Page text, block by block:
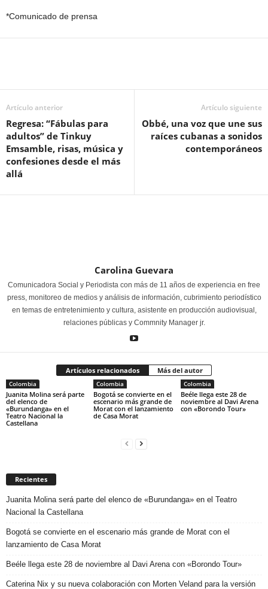
*Comunicado de prensa
Artículo anterior
Regresa: “Fábulas para
adultos” de Tinkuy
Emsamble, risas, música y
confesiones desde el más
allá
Artículo siguiente
Obbé, una voz que une sus
raíces cubanas a sonidos
contemporáneos
Carolina Guevara
Comunicadora Social y Periodista con más de 11 años de experiencia en free
press, monitoreo de medios y análisis de información, cubrimiento periodístico
en temas de entretenimiento y cultura, asistente en producción audiovisual,
relaciones públicas y Commnity Manager jr.
Artículos relacionados Más del autor
Colombia
Juanita Molina será parte
del elenco de
«Burundanga» en el
Teatro Nacional la
Castellana
Colombia
Bogotá se convierte en el
escenario más grande de
Morat con el lanzamiento
de Casa Morat
Colombia
Beéle llega este 28 de
noviembre al Davi Arena
con «Borondo Tour»
Recientes
Juanita Molina será parte del elenco de «Burundanga» en el Teatro
Nacional la Castellana
Bogotá se convierte en el escenario más grande de Morat con el
lanzamiento de Casa Morat
Beéle llega este 28 de noviembre al Davi Arena con «Borondo Tour»
Caterina Nix y su nueva colaboración con Morten Veland para la versión